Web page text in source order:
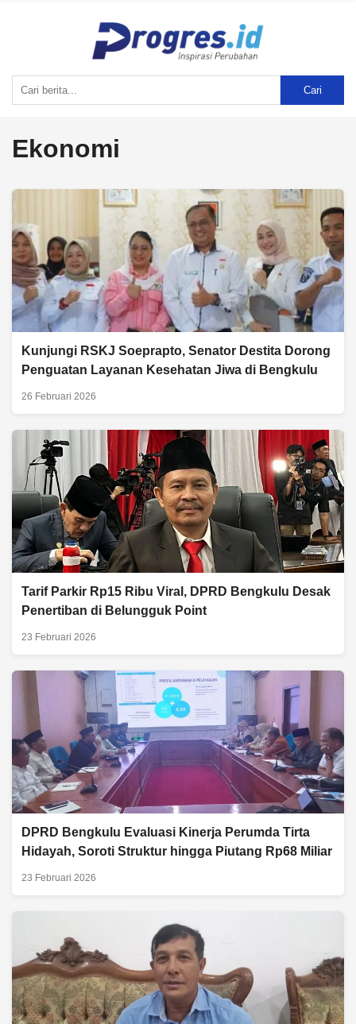
Cari
Ekonomi
Kunjungi RSKJ Soeprapto, Senator Destita Dorong
Penguatan Layanan Kesehatan Jiwa di Bengkulu
26 Februari 2026
Tarif Parkir Rp15 Ribu Viral, DPRD Bengkulu Desak
Penertiban di Belungguk Point
23 Februari 2026
DPRD Bengkulu Evaluasi Kinerja Perumda Tirta
Hidayah, Soroti Struktur hingga Piutang Rp68 Miliar
23 Februari 2026